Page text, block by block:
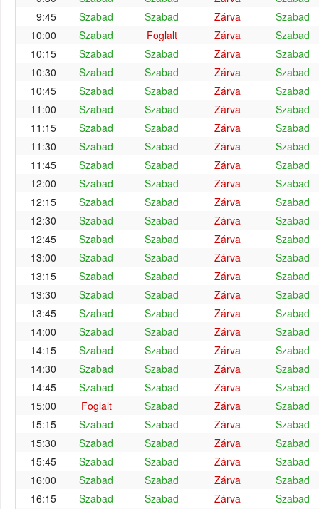
9:45
Szabad Szabad Zárva
Szabad
10:00
Szabad Foglalt Zárva
Szabad
10:15
Szabad Szabad Zárva
Szabad
10:30
Szabad Szabad Zárva
Szabad
10:45
Szabad Szabad Zárva
Szabad
11:00
Szabad Szabad Zárva
Szabad
11:15
Szabad Szabad Zárva
Szabad
11:30
Szabad Szabad Zárva
Szabad
11:45
Szabad Szabad Zárva
Szabad
12:00
Szabad Szabad Zárva
Szabad
12:15
Szabad Szabad Zárva
Szabad
12:30
Szabad Szabad Zárva
Szabad
12:45
Szabad Szabad Zárva
Szabad
13:00
Szabad Szabad Zárva
Szabad
13:15
Szabad Szabad Zárva
Szabad
13:30
Szabad Szabad Zárva
Szabad
13:45
Szabad Szabad Zárva
Szabad
14:00
Szabad Szabad Zárva
Szabad
14:15
Szabad Szabad Zárva
Szabad
14:30
Szabad Szabad Zárva
Szabad
14:45
Szabad Szabad Zárva
Szabad
15:00
Foglalt Szabad Zárva
Szabad
15:15
Szabad Szabad Zárva
Szabad
15:30
Szabad Szabad Zárva
Szabad
15:45
Szabad Szabad Zárva
Szabad
16:00
Szabad Szabad Zárva
Szabad
16:15
Szabad Szabad Zárva Szabad